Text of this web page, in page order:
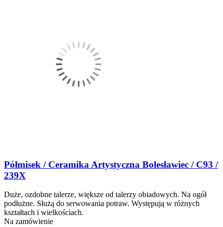
Półmisek / Ceramika Artystyczna Bolesławiec / C93 /
239X
Duże, ozdobne talerze, większe od talerzy obiadowych. Na ogół
podłużne. Służą do serwowania potraw. Występują w różnych
kształtach i wielkościach.
Na zamówienie